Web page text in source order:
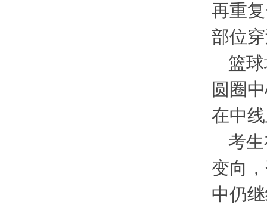
再重
部位
篮
圆圈
在中
考
变向
中仍